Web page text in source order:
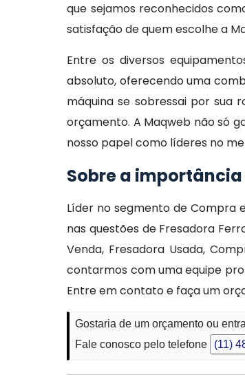
que sejamos reconhecidos
satisfação de quem escolhe a
Entre os diversos
absoluto, oferecendo uma
máquina se sobressai por sua
orçamento. A Maqweb não só
nosso papel como líderes no
Sobre a
Líder no segmento de Compra
nas questões de Fresadora
Venda, Fresadora Usada,
contarmos com uma equipe
Entre em contato e faça um
Gostaria de um orçamento ou
Fale conosco pelo telefone
(11)